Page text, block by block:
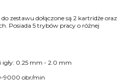
zestawu dołączone są 2 kartridże oraz
Posiada 5 trybów pracy o różnej
igły: 0.25 mm - 2.0 mm
9000 obr/min